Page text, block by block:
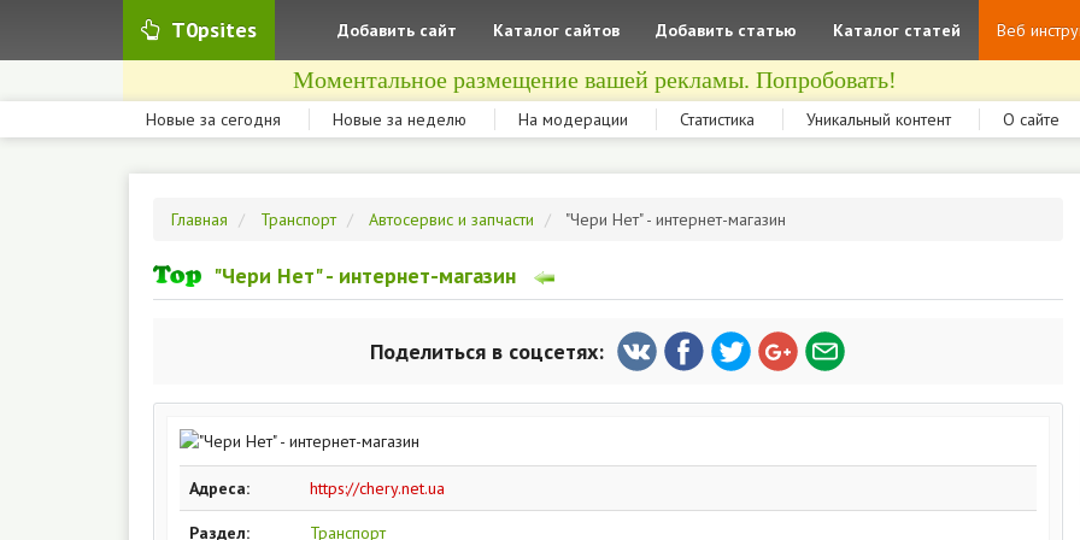
T0psites Добавить сайт Каталог сайтов Добавить статью Каталог статей Веб
Моментальное размещение вашей рекламы. Попробовать!
Новые за сегодня Новые за неделю На модерации Статистика Уникальный контент О сайте
Главная Транспорт Автосервис и запчасти "Чери Нет" - интернет-магазин
"Чери Нет" - интернет-магазин
Поделиться в соцсетях:
Адреса: https://chery.net.ua
Раздел: Транспорт